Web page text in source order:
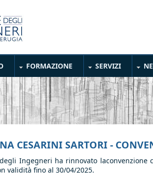
FORMAZIONE SERVIZI
CESARINI SARTORI -
Ingegneri ha rinnovato laconvenzione
validità fino al 30/04/2025.